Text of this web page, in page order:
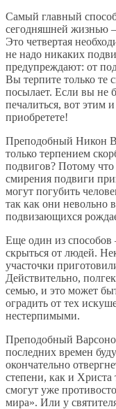
Самый главный
сегодняшней жизнью –
Это четвертая
не надо никаких
предупреждают: от
Вы терпите только те
посылает. Если вы не
печалиться, вот этим
приобретете!
Преподобный Никон
только терпением
подвигов? Потому что
смирения подвиги
могут погубить
так как они невольно
подвизающихся
Еще один из способов
скрыться от людей.
участочки
Действительно,
семью, и это может
оградить от тех
нестерпимыми.
Преподобный
последних времен
окончательно
степени, как и Христа
смогут уже
мира». Или у